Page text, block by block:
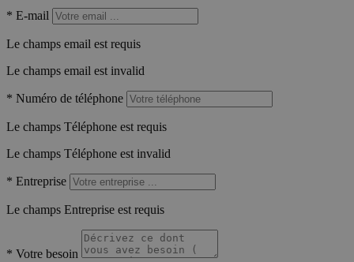
* E-mail
Le champs email est requis
Le champs email est invalid
* Numéro de téléphone
Le champs Téléphone est requis
Le champs Téléphone est invalid
* Entreprise
Le champs Entreprise est requis
* Votre besoin